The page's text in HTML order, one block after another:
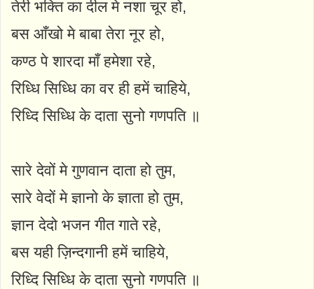
तेरी भक्ति का दील मे नशा चूर हो,
बस आँखो मे बाबा तेरा नूर हो,
कण्ठ पे शारदा माँ हमेशा रहे,
रिध्धि सिध्धि का वर ही हमें चाहिये,
रिध्दि सिध्धि के दाता सुनो गणपति ॥
सारे देवों मे गुणवान दाता हो तुम,
सारे वेदों मे ज्ञानो के ज्ञाता हो तुम,
ज्ञान देदो भजन गीत गाते रहे,
बस यही ज़िन्दगानी हमें चाहिये,
रिध्दि सिध्धि के दाता सुनो गणपति ॥